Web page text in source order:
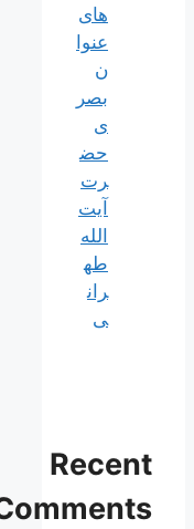
های
عنوا
ن
بصر
ی
حض
رت
آیت
الله
طه
ران
ی
Recent
Comments